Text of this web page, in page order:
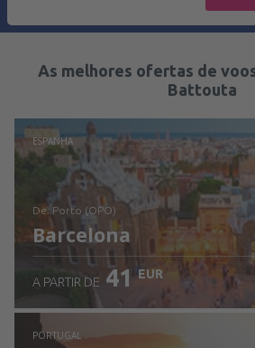
As melhores ofertas de
Battouta
ESPANHA
de: Porto (OPO)
Barcelona
Ver detalhes
A PARTIR DE 41 EUR
PORTUGAL